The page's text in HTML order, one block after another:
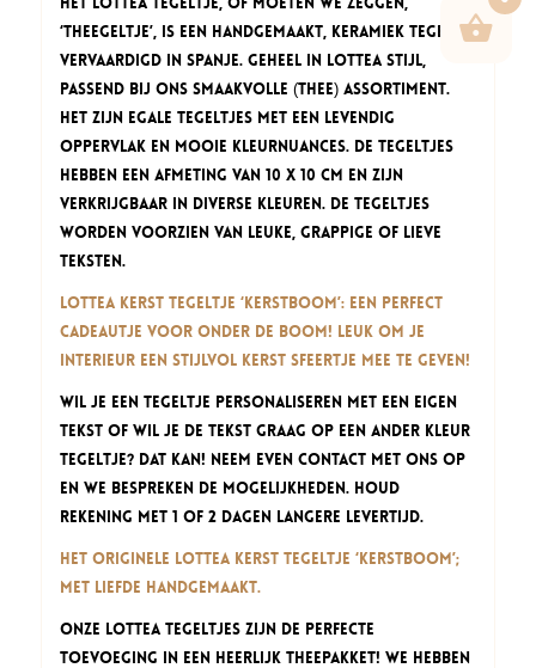
‘THEEgeltje’, is een handgemaakt, keramiek tegeltje
vervaardigd in Spanje. Geheel in Lottea stijl,
passend bij ons smaakvolle (thee) assortiment.
Het zijn egale tegeltjes met een levendig
oppervlak en mooie kleurnuances. De tegeltjes
hebben een afmeting van 10 x 10 cm en zijn
verkrijgbaar in diverse kleuren. De tegeltjes
worden voorzien van leuke, grappige of lieve
teksten.
Lottea Kerst Tegeltje ‘Kerstboom’: een perfect
cadeautje voor onder de boom! Leuk om je
interieur een stijlvol Kerst sfeertje mee te geven!
Wil je een tegeltje personaliseren met een eigen
tekst of wil je de tekst graag op een ander kleur
tegeltje? Dat kan! Neem even contact met ons op
en we bespreken de mogelijkheden. Houd
rekening met 1 of 2 dagen langere levertijd.
Het originele Lottea Kerst Tegeltje ‘Kerstboom’;
met liefde handgemaakt.
Onze Lottea Tegeltjes zijn de perfecte
toevoeging in een heerlijk theepakket! We hebben